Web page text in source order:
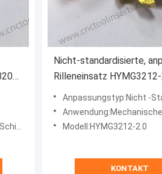
Nicht-standardisierte,
Rilleneinsatz
hitzebeständige
hoher Schnitteffizienz
Anpassungstyp:Nicht -Standard -
Anwendung:Mechanische Herstellung, Luft- und Raumfahrt, Automobile,
Modell:HYMG3212-2.0
KONTAKT